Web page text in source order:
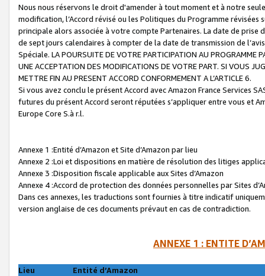
Nous nous réservons le droit d'amender à tout moment et à notre
modification, l’Accord révisé ou les Politiques du Programme
principale alors associée à votre compte Partenaires. La date de
de sept jours calendaires à compter de la date de transmission de
Spéciale. LA POURSUITE DE VOTRE PARTICIPATION AU PROGRAMME
UNE ACCEPTATION DES MODIFICATIONS DE VOTRE PART. SI VOUS
METTRE FIN AU PRESENT ACCORD CONFORMEMENT A L’ARTICLE 6.
Si vous avez conclu le présent Accord avec Amazon France Services
futures du présent Accord seront réputées s’appliquer entre vous et
Europe Core S.à r.l.
Annexe 1 :Entité d’Amazon et Site d’Amazon par lieu
Annexe 2 :Loi et dispositions en matière de résolution des litiges
Annexe 3 :Disposition fiscale applicable aux Sites d’Amazon
Annexe 4 :Accord de protection des données personnelles par Sites
Dans ces annexes, les traductions sont fournies à titre indicatif
version anglaise de ces documents prévaut en cas de contradiction.
ANNEXE 1 : ENTITE
Lieu
Entité d’Amazon